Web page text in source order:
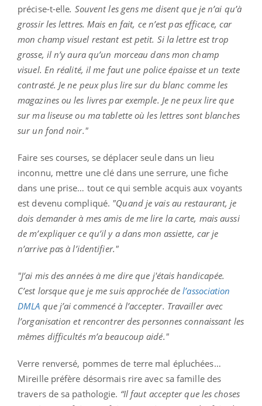
précise-t-elle. Souvent les gens me disent que je n’ai qu’à
grossir les lettres. Mais en fait, ce n’est pas efficace, car
mon champ visuel restant est petit. Si la lettre est trop
grosse, il n’y aura qu’un morceau dans mon champ
visuel. En réalité, il me faut une police épaisse et un texte
contrasté. Je ne peux plus lire sur du blanc comme les
magazines ou les livres par exemple. Je ne peux lire que
sur ma liseuse ou ma tablette où les lettres sont blanches
sur un fond noir."
Faire ses courses, se déplacer seule dans un lieu
inconnu, mettre une clé dans une serrure, une fiche
dans une prise… tout ce qui semble acquis aux voyants
est devenu compliqué. "Quand je vais au restaurant, je
dois demander à mes amis de me lire la carte, mais aussi
de m’expliquer ce qu’il y a dans mon assiette, car je
n’arrive pas à l’identifier."
"J’ai mis des années à me dire que j'étais handicapée.
C’est lorsque que je me suis approchée del’association
DMLA que j’ai commencé à l’accepter. Travailler avec
l’organisation et rencontrer des personnes connaissant les
mêmes difficultés m’a beaucoup aidé."
Verre renversé, pommes de terre mal épluchées…
Mireille préfère désormais rire avec sa famille des
travers de sa pathologie. “Il faut accepter que les choses